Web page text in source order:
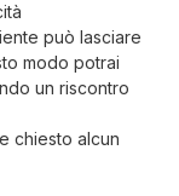
può lasciare
modo potrai
un riscontro
chiesto alcun